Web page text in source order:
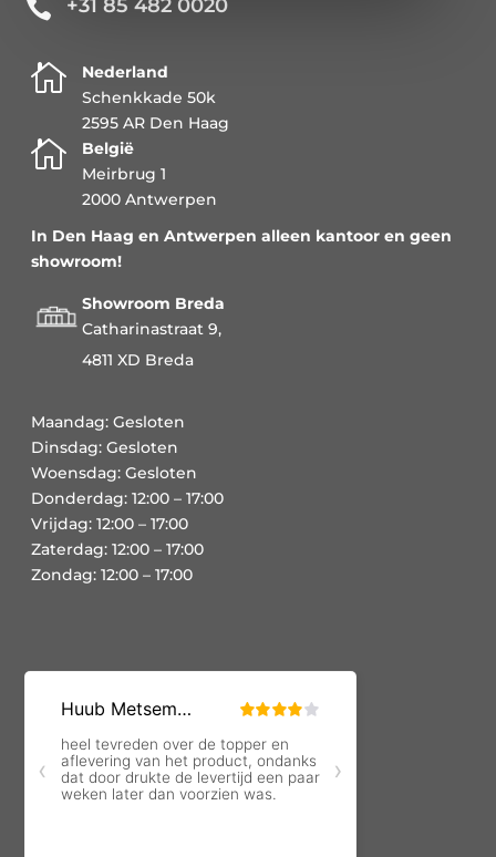
 +31 85 482 0020

Nederland
Schenkkade 50k
2595 AR Den Haag

België
Meirbrug 1
2000 Antwerpen
In Den Haag en Antwerpen alleen kantoor en geen
showroom!
Showroom Breda
Catharinastraat 9,
4811 XD Breda
Maandag: Gesloten
Dinsdag: Gesloten
Woensdag: Gesloten
Donderdag: 12:00 – 17:00
Vrijdag: 12:00 – 17:00
Zaterdag: 12:00 – 17:00
Zondag: 12:00 – 17:00